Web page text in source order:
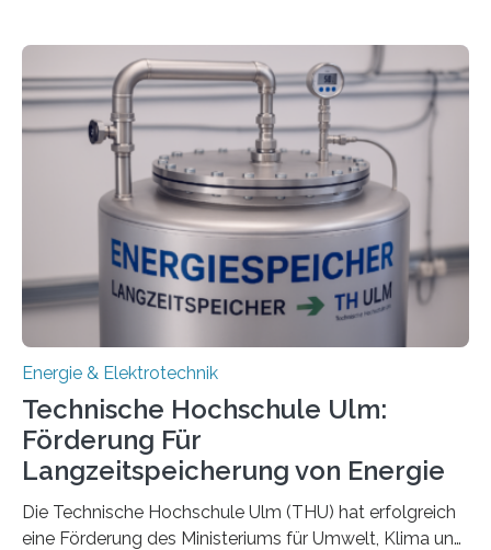
Energie & Elektrotechnik
Technische Hochschule Ulm:
Förderung Für
Langzeitspeicherung von Energie
Die Technische Hochschule Ulm (THU) hat erfolgreich
eine Förderung des Ministeriums für Umwelt, Klima und